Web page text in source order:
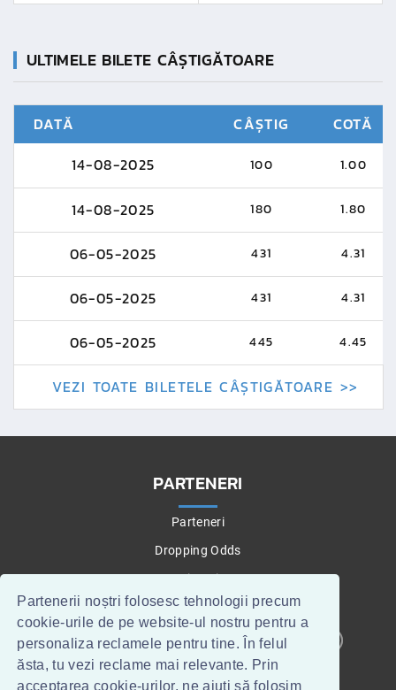
Partenerii noștri folosesc tehnologii precum
cookie-urile de pe website-ul nostru pentru a
personaliza reclamele pentru tine. În felul
ăsta, tu vezi reclame mai relevante. Prin
acceptarea cookie-urilor, ne ajuți să folosim
ULTIMELE BILETE CÂȘTIGĂTOARE
DATĂ CÂȘTIG
COTĂ
14-08-2025
100 1.00
14-08-2025 180 1.80
06-05-2025 431 4.31
06-05-2025 431 4.31
06-05-2025 445 4.45
VEZI TOATE BILETELE CÂȘTIGĂTOARE >>
PARTENERI
Parteneri
Dropping Odds
Betting Tips
CONTACT WEBMASTERI